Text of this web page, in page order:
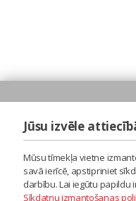
Jūsu izvēle
Mūsu tīmekļa vietne
savā ierīcē, apstipriniet
darbību. Lai iegūtu papildu
Sīkdatņu izmantošanas